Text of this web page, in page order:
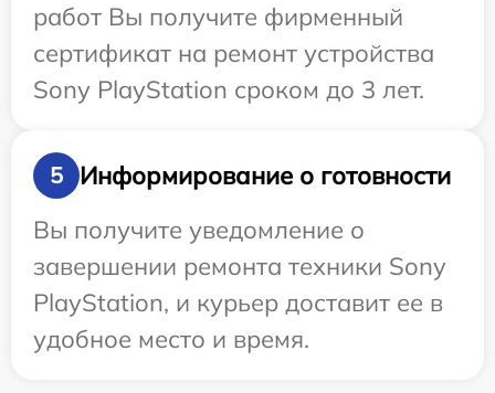
работ Вы получите фирменный
сертификат на ремонт устройства
Sony PlayStation сроком до 3 лет.
5
Информирование о готовности
Вы получите уведомление о
завершении ремонта техники Sony
PlayStation, и курьер доставит ее в
удобное место и время.